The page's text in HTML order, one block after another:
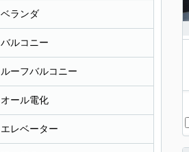
ベランダ
バルコニー
ルーフバルコニー
オール電化
エレベーター